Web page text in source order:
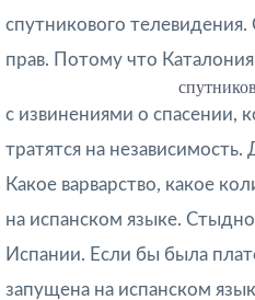
спутникового
прав. Потому что
с извинениями о спасении,
тратятся на
Какое варварство, какое
на испанском языке.
Испании. Если бы была
запущена на испанском